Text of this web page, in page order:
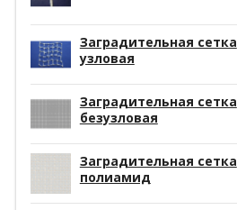
Заградительная сетка
узловая
Заградительная сетка
безузловая
Заградительная сетка
полиамид